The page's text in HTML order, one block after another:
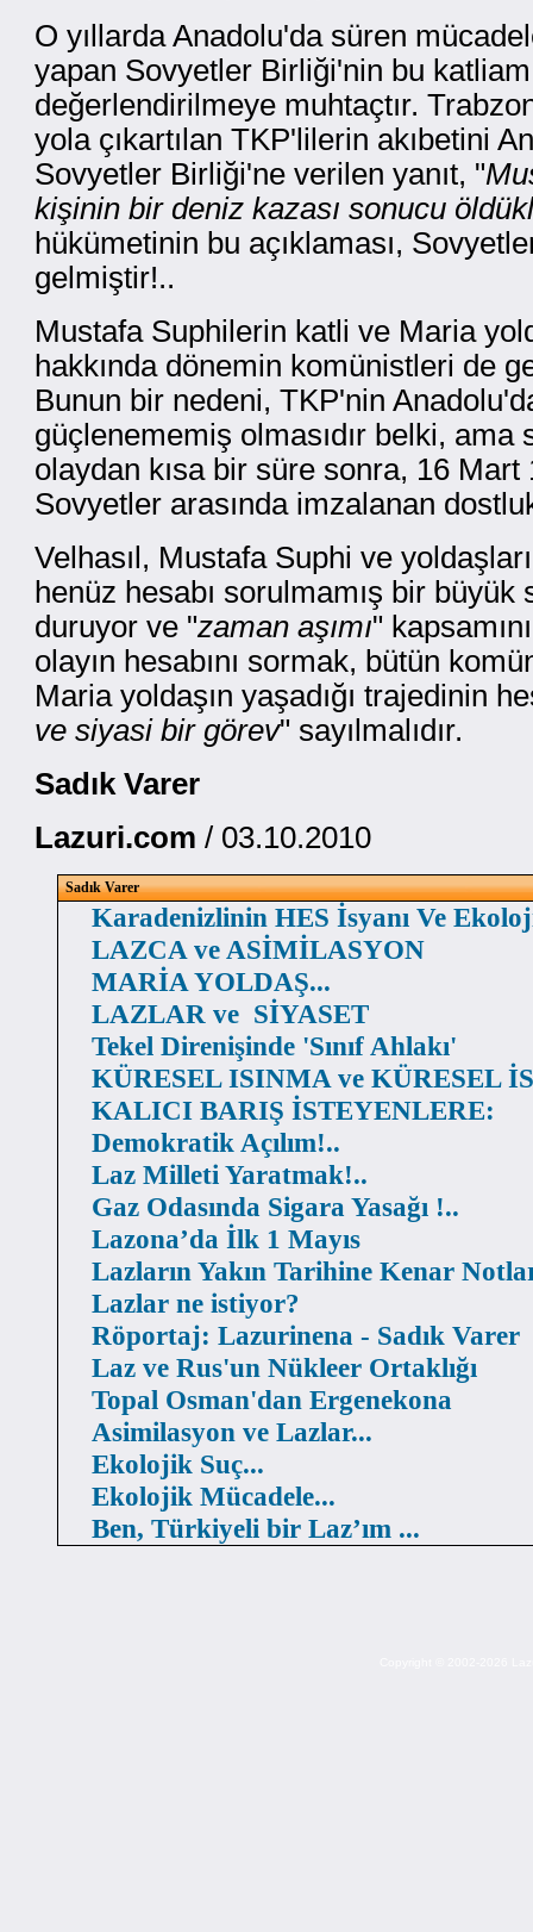
O yıllarda Anadolu'da süren
yapan Sovyetler Birliği'nin bu katliam
değerlendirilmeye muhtaçtır.
yola çıkartılan TKP'lilerin akıbetini
Sovyetler Birliği'ne verilen yanıt, "
kişinin bir deniz kazası sonucu
hükümetinin bu açıklaması,
gelmiştir!..
Mustafa Suphilerin katli ve Maria
hakkında dönemin komünistleri de
Bunun bir nedeni, TKP'nin
güçlenememiş olmasıdır belki, ama
olaydan kısa bir süre sonra, 16
Sovyetler arasında imzalanan
Velhasıl, Mustafa Suphi ve
henüz hesabı sorulmamış bir
duruyor ve "zaman aşımı"
olayın hesabını sormak, bütün
Maria yoldaşın yaşadığı trajedinin
ve siyasi bir görev" sayılmalıdır.
Sadık Varer
Lazuri.com / 03.10.2010
Sadık Varer
Karadenizlinin HES İsyanı Ve
LAZCA ve ASİMİLASYON
MARİA YOLDAŞ...
LAZLAR ve SİYASET
Tekel Direnişinde 'Sınıf Ahlakı'
KÜRESEL ISINMA ve KÜRESEL
KALICI BARIŞ İSTEYENLERE:
Demokratik Açılım!..
Laz Milleti Yaratmak!..
Gaz Odasında Sigara Yasağı !..
Lazona’da İlk 1 Mayıs
Lazların Yakın Tarihine Kenar
Lazlar ne istiyor?
Röportaj: Lazurinena - Sadık Varer
Laz ve Rus'un Nükleer Ortaklığı
Topal Osman'dan Ergenekona
Asimilasyon ve Lazlar...
Ekolojik Suç...
Ekolojik Mücadele...
Ben, Türkiyeli bir Laz’ım ...